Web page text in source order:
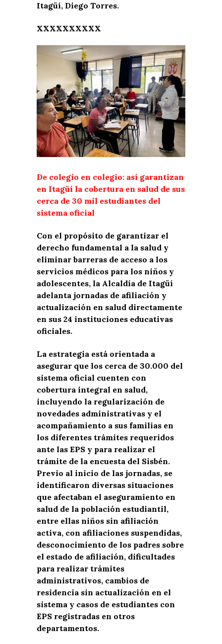
Itagüí, Diego Torres.
XXXXXXXXXX
De colegio en colegio: así garantizan
en Itagüí la cobertura en salud de sus
cerca de 30 mil estudiantes del
sistema oficial
Con el propósito de garantizar el
derecho fundamental a la salud y
eliminar barreras de acceso a los
servicios médicos para los niños y
adolescentes, la Alcaldía de Itagüí
adelanta jornadas de afiliación y
actualización en salud directamente
en sus 24 instituciones educativas
oficiales.
La estrategia está orientada a
asegurar que los cerca de 30.000 del
sistema oficial cuenten con
cobertura integral en salud,
incluyendo la regularización de
novedades administrativas y el
acompañamiento a sus familias en
los diferentes trámites requeridos
ante las EPS y para realizar el
trámite de la encuesta del Sisbén.
Previo al inicio de las jornadas, se
identificaron diversas situaciones
que afectaban el aseguramiento en
salud de la población estudiantil,
entre ellas niños sin afiliación
activa, con afiliaciones suspendidas,
desconocimiento de los padres sobre
el estado de afiliación, dificultades
para realizar trámites
administrativos, cambios de
residencia sin actualización en el
sistema y casos de estudiantes con
EPS registradas en otros
departamentos.